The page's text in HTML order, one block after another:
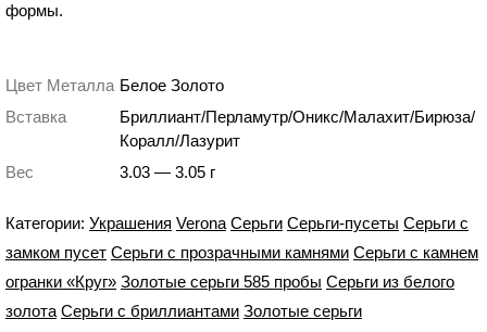
формы.
Цвет Металла Белое Золото
Вставка
Бриллиант/Перламутр/Оникс/Малахит/Бирюза/
Коралл/Лазурит
Вес
3.03 — 3.05 г
Категории: Украшения Verona Серьги Серьги-пусеты Серьги с
замком пусет Серьги с прозрачными камнями Серьги с камнем
огранки «Круг» Золотые серьги 585 пробы Серьги из белого
золота Серьги с бриллиантами Золотые серьги